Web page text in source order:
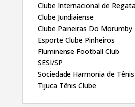
Clube Internacional de
Clube Jundiaiense
Clube Paineiras Do Morumby
Esporte Clube Pinheiros
Fluminense Football Club
SESI/SP
Sociedade Harmonia de
Tijuca Tênis Clube